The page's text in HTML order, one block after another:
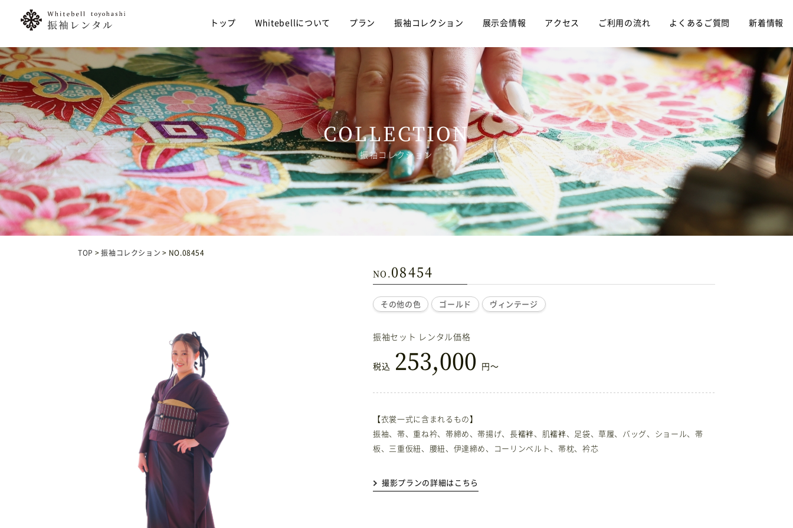
トップ Whitebellについて プラン 振袖コレクション 展示会情報 アクセス ご利用の流れ よくあるご質問 新着情報
振袖コレクション
TOP 振袖コレクション NO.08454
08454
その他の色 ゴールド ヴィンテージ
振袖セット レンタル価格
税込 253,000 円〜
【衣裳一式に含まれるもの】
振袖、帯、重ね衿、帯締め、帯揚げ、長襦袢、肌襦袢、足袋、草履、バッグ、ショール、帯
板、三重仮紐、腰紐、伊達締め、コーリンベルト、帯枕、衿芯
撮影プランの詳細はこちら